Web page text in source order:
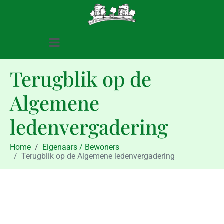
Terugblik op de
Algemene
ledenvergadering
Home
Eigenaars / Bewoners
Terugblik op de Algemene ledenvergadering